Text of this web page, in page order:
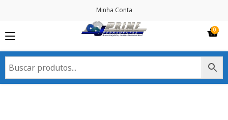
Minha Conta